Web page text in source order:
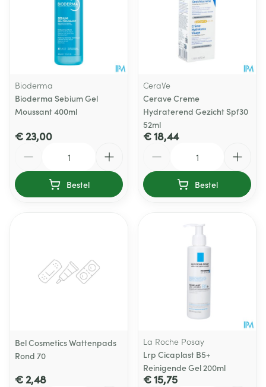
Bioderma
Bioderma Sebium Gel
Moussant 400ml
€ 23,00
Bestel
CeraVe
Cerave Creme
Hydraterend Gezicht Spf30
52ml
€ 18,44
Bestel
Bel Cosmetics Wattenpads
Rond 70
€ 2,48
La Roche Posay
Lrp Cicaplast B5+
Reinigende Gel 200ml
€ 15,75